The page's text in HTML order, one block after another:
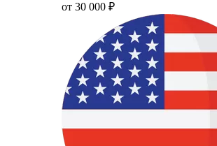
от 30 000 ₽